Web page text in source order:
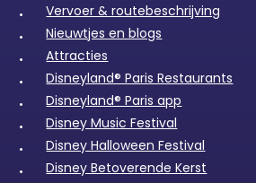
Vervoer & routebeschrijving
Nieuwtjes en blogs
Attracties
Disneyland® Paris Restaurants
Disneyland® Paris app
Disney Music Festival
Disney Halloween Festival
Disney Betoverende Kerst